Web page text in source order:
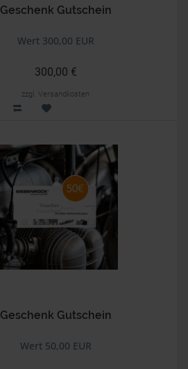
Geschenk Gutschein
Wert 300,00 EUR
300,00 €
zzgl. Versandkosten
Geschenk Gutschein
Wert 50,00 EUR